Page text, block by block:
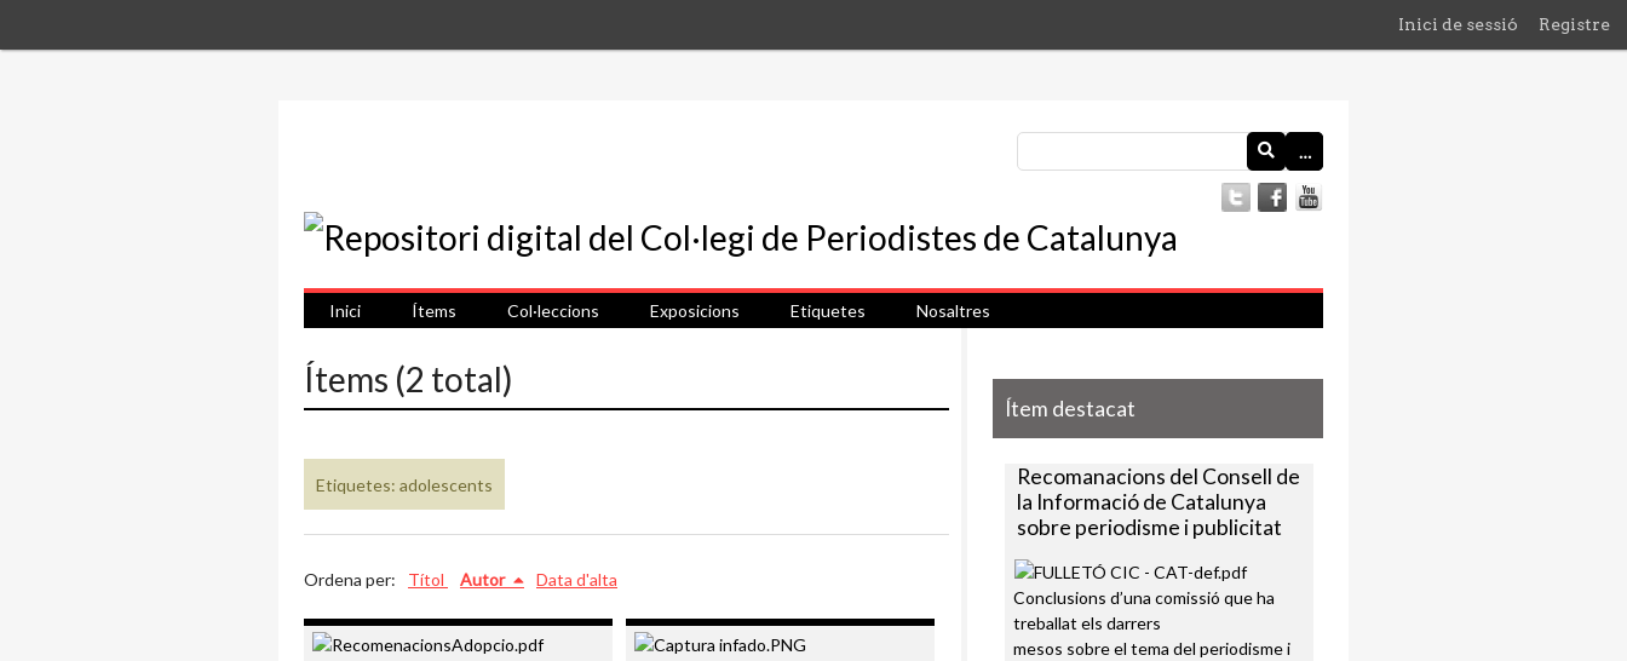
Inici de sessió Registre
…
Inici Ítems Col·leccions Exposicions Etiquetes Nosaltres
Ítems (2 total)
Etiquetes: adolescents
Ordena per: Títol Autor Data d'alta
Ítem destacat
Recomanacions del Consell de
la Informació de Catalunya
sobre periodisme i publicitat
Conclusions d’una comissió que ha
treballat els darrers
mesos sobre el tema del periodisme i